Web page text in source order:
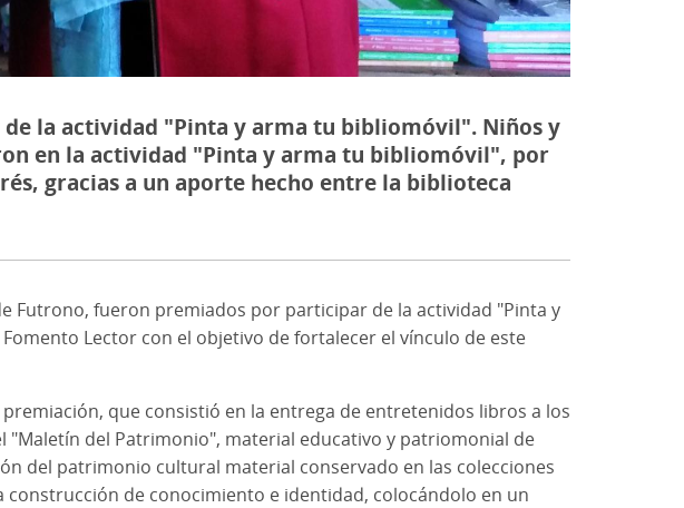
la actividad "Pinta y arma tu bibliomóvil". Niños y
en la actividad "Pinta y arma tu bibliomóvil", por
gracias a un aporte hecho entre la biblioteca
Futrono, fueron premiados por participar de la actividad "Pinta y
Lector con el objetivo de fortalecer el vínculo de este
que consistió en la entrega de entretenidos libros a los
del Patrimonio", material educativo y patriomonial de
del patrimonio cultural material conservado en las colecciones
de conocimiento e identidad, colocándolo en un